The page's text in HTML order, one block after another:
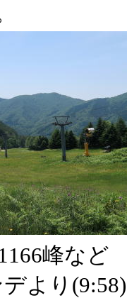
峰な
より(9:58)